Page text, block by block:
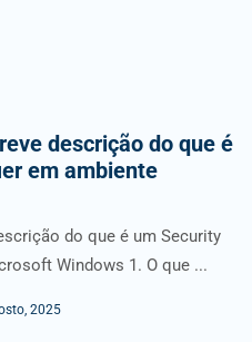
descrição do que é
em ambiente
do que é um Security
Windows 1. O que ...
2025